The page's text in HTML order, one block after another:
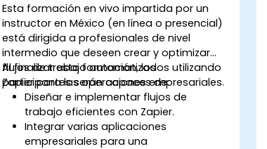
Esta formación en vivo impartida por un
instructor en México (en línea o presencial)
está dirigida a profesionales de nivel
intermedio que deseen crear y optimizar
flujos de trabajo automatizados utilizando
Zapier para las operaciones empresariales.
Al finalizar esta formación, los
participantes serán capaces de:
Diseñar e implementar flujos de
trabajo eficientes con Zapier.
Integrar varias aplicaciones
empresariales para una